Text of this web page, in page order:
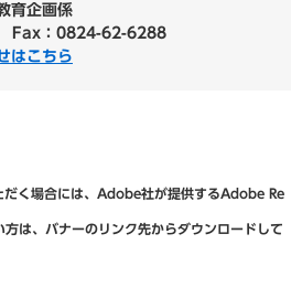
育企画係
Fax：0824-62-6288
はこちら
だく場合には、Adobe社が提供するAdobe Re
は、バナーのリンク先からダウンロードして